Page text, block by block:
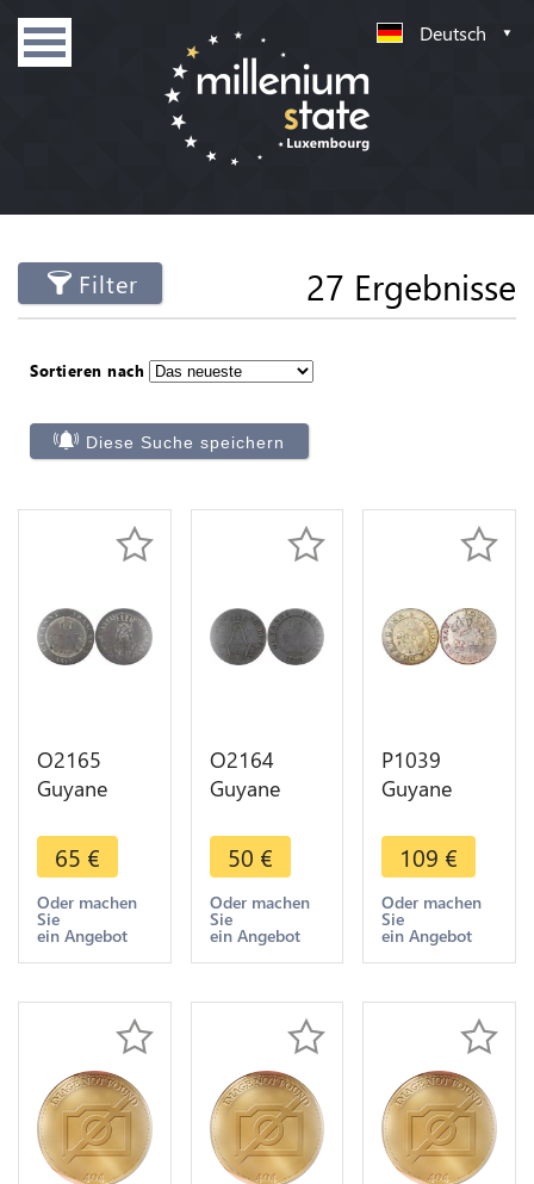
Deutsch
Filter 27 Ergebnisse
Sortieren nach
Diese Suche speichern
O2165
Guyane
10
Centimes
1818 Paris -
>Make
offer
65 €
Oder machen
Sie
ein Angebot
O2164
Guyane
10
Centimes
1818 Paris -
>Make
offer
50 €
Oder machen
Sie
ein Angebot
P1039
Guyane
Colonies 2
Sous Louis
XV Cayenne
1789 A
Paris
109 €
Oder machen
Sie
ein Angebot